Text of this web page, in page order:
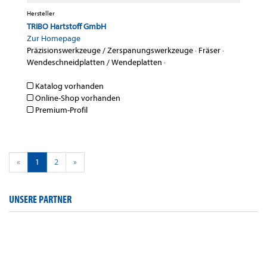
Hersteller
TRIBO Hartstoff GmbH
Zur Homepage
Präzisionswerkzeuge / Zerspanungswerkzeuge· Fräser·
Wendeschneidplatten / Wendeplatten ·
Katalog vorhanden
Online-Shop vorhanden
Premium-Profil
« 1 2 »
UNSERE PARTNER